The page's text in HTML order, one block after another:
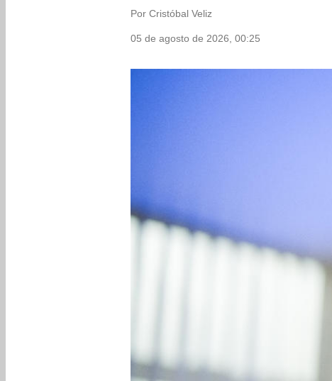
Por Cristóbal Veliz
05 de agosto de 2026, 00:25